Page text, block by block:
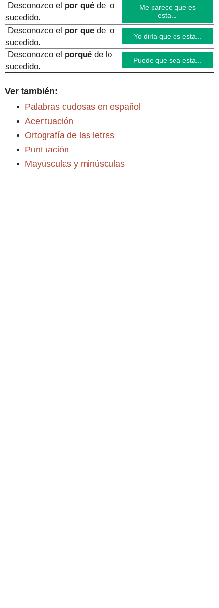
Desconozco el por qué de lo
sucedido.
Me parece que es
esta...
Desconozco el por que de lo
sucedido.
Yo diría que es esta...
Desconozco el porqué de lo
sucedido.
Puede que sea esta...
Ver también:
Palabras dudosas en español
Acentuación
Ortografía de las letras
Puntuación
Mayúsculas y minúsculas